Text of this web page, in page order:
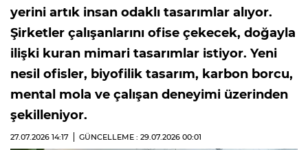
yerini artık insan odaklı tasarımlar alıyor.
Şirketler çalışanlarını ofise çekecek, doğayla
ilişki kuran mimari tasarımlar istiyor. Yeni
nesil ofisler, biyofilik tasarım, karbon borcu,
mental mola ve çalışan deneyimi üzerinden
şekilleniyor.
27.07.2026 14:17 GÜNCELLEME : 29.07.2026 00:01